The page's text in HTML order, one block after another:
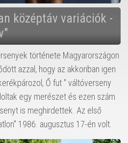
középtáv variációk -
története Magyarországon
azzal, hogy az akkoriban igen
Ő fut " váltóverseny
egy merészet és ezen szám
is meghirdettek. Az első
1986. augusztus 17-én volt.